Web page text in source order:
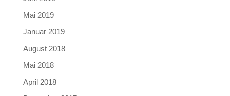
Mai 2019
Januar 2019
August 2018
Mai 2018
April 2018